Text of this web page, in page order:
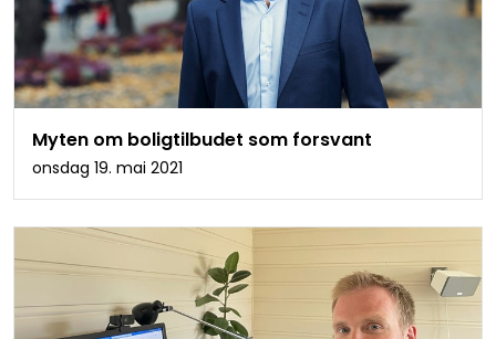
Myten om boligtilbudet som forsvant
onsdag 19. mai 2021